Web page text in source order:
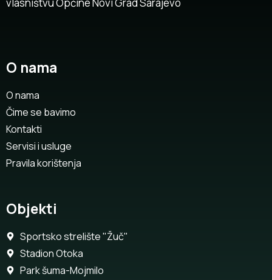
vlasništvu Općine Novi Grad Sarajevo
O nama
O nama
Čime se bavimo
Kontakti
Servisi i usluge
Pravila korištenja
Objekti
Sportsko strelište "Žuč"
Stadion Otoka
Park šuma-Mojmilo